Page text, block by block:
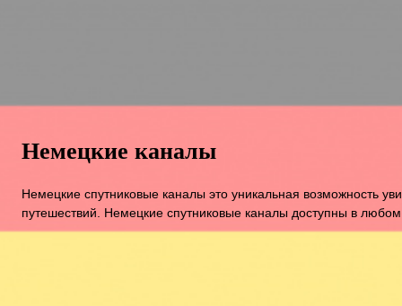
Немецкие каналы
Немецкие спутниковые каналы это уникальная возможность
путешествий. Немецкие спутниковые каналы доступны в